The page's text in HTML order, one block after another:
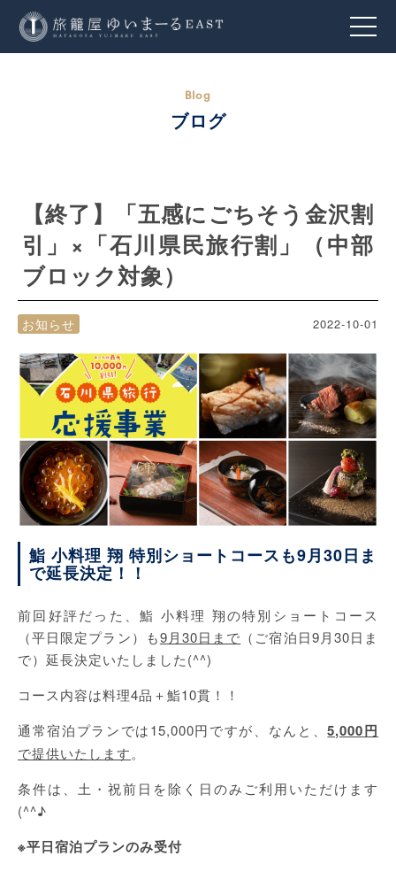
ブログ
【終了】「五感にごちそう金沢割
引」×「石川県民旅行割」（中部
ブロック対象）
お知らせ 2022-10-01
鮨 小料理 翔 特別ショートコースも9月30日ま
で延長決定！！
前回好評だった、鮨 小料理 翔の特別ショートコース
（平日限定プラン）も9月30日まで （ご宿泊日9月30日ま
で）延長決定いたしました(^^)
コース内容は料理4品＋鮨10貫！！
通常宿泊プランでは15,000円ですが、なんと、5,000円
で提供いたします。
条件は、土・祝前日を除く日のみご利用いただけます
(^^♪
※平日宿泊プランのみ受付